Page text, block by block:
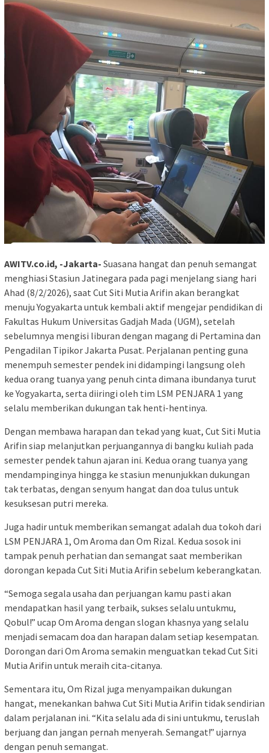
AWITV.co.id, -Jakarta- Suasana hangat dan penuh semangat
menghiasi Stasiun Jatinegara pada pagi menjelang siang hari
Ahad (8/2/2026), saat Cut Siti Mutia Arifin akan berangkat
menuju Yogyakarta untuk kembali aktif mengejar pendidikan di
Fakultas Hukum Universitas Gadjah Mada (UGM), setelah
sebelumnya mengisi liburan dengan magang di Pertamina dan
Pengadilan Tipikor Jakarta Pusat. Perjalanan penting guna
menempuh semester pendek ini didampingi langsung oleh
kedua orang tuanya yang penuh cinta dimana ibundanya turut
ke Yogyakarta, serta diiringi oleh tim LSM PENJARA 1 yang
selalu memberikan dukungan tak henti-hentinya.
Dengan membawa harapan dan tekad yang kuat, Cut Siti Mutia
Arifin siap melanjutkan perjuangannya di bangku kuliah pada
semester pendek tahun ajaran ini. Kedua orang tuanya yang
mendampinginya hingga ke stasiun menunjukkan dukungan
tak terbatas, dengan senyum hangat dan doa tulus untuk
kesuksesan putri mereka.
Juga hadir untuk memberikan semangat adalah dua tokoh dari
LSM PENJARA 1, Om Aroma dan Om Rizal. Kedua sosok ini
tampak penuh perhatian dan semangat saat memberikan
dorongan kepada Cut Siti Mutia Arifin sebelum keberangkatan.
“Semoga segala usaha dan perjuangan kamu pasti akan
mendapatkan hasil yang terbaik, sukses selalu untukmu,
Qobul!” ucap Om Aroma dengan slogan khasnya yang selalu
menjadi semacam doa dan harapan dalam setiap kesempatan.
Dorongan dari Om Aroma semakin menguatkan tekad Cut Siti
Mutia Arifin untuk meraih cita-citanya.
Sementara itu, Om Rizal juga menyampaikan dukungan
hangat, menekankan bahwa Cut Siti Mutia Arifin tidak sendirian
dalam perjalanan ini. “Kita selalu ada di sini untukmu, teruslah
berjuang dan jangan pernah menyerah. Semangat!” ujarnya
dengan penuh semangat.